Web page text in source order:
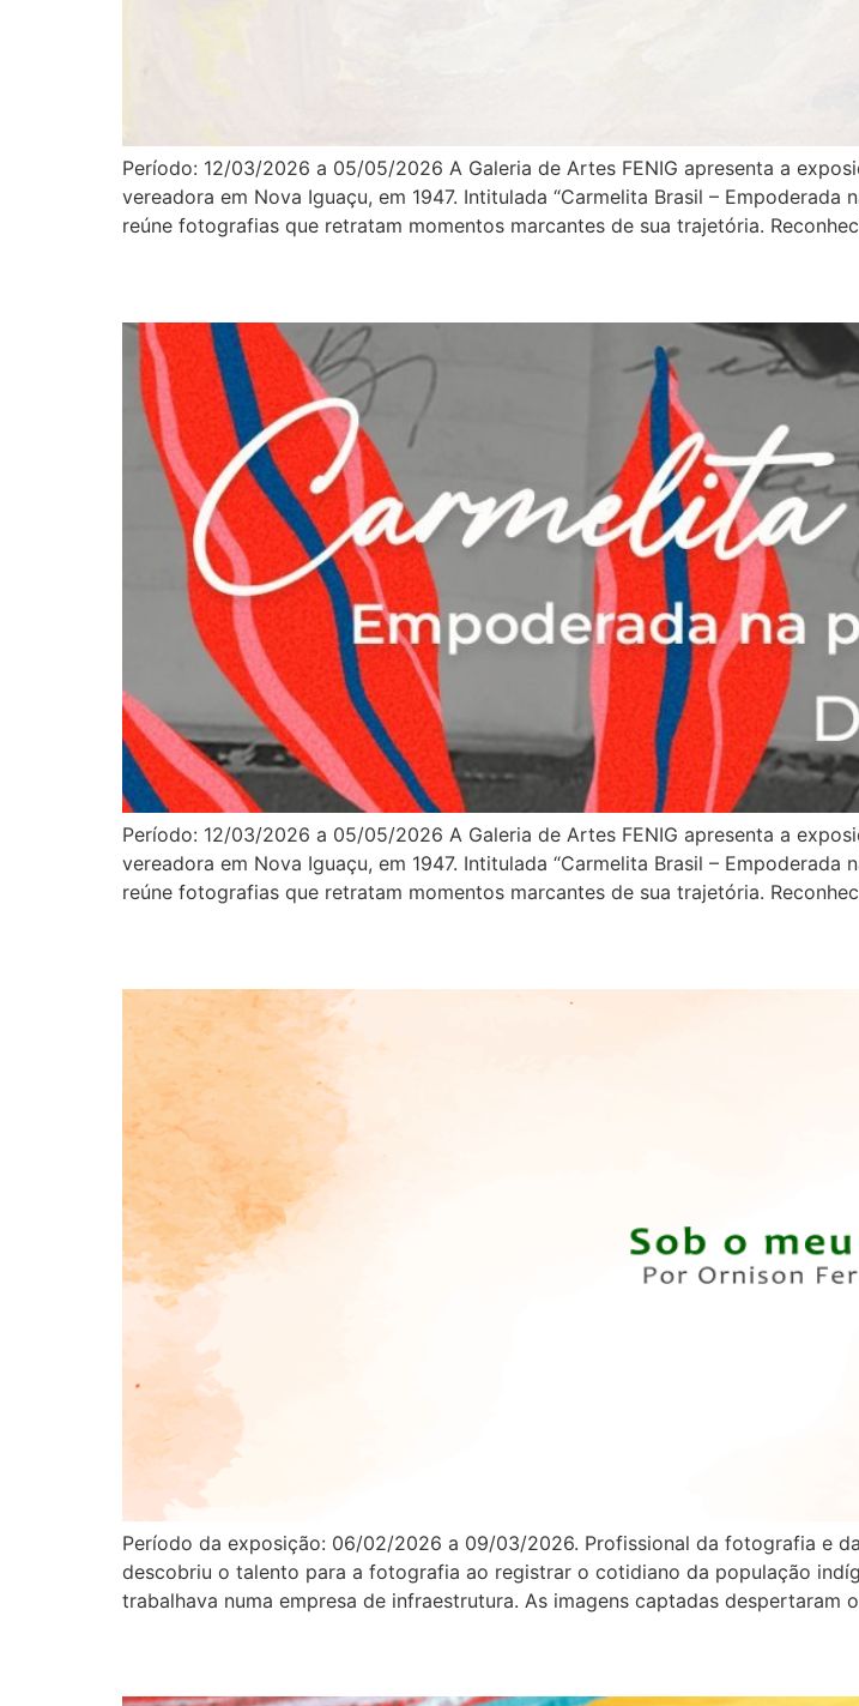
Período: 12/03/2026 a 05/05/2026 A Galeria de Artes FENIG apresenta a
vereadora em Nova Iguaçu, em 1947. Intitulada “Carmelita Brasil – Empoderada
reúne fotografias que retratam momentos marcantes de sua trajetória.
Período: 12/03/2026 a 05/05/2026 A Galeria de Artes FENIG apresenta a
vereadora em Nova Iguaçu, em 1947. Intitulada “Carmelita Brasil – Empoderada
reúne fotografias que retratam momentos marcantes de sua trajetória.
Período da exposição: 06/02/2026 a 09/03/2026. Profissional da fotografia e
descobriu o talento para a fotografia ao registrar o cotidiano da população
trabalhava numa empresa de infraestrutura. As imagens captadas